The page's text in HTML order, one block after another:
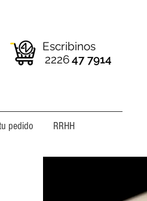
Escribinos
2226 47 7914
pedido RRHH